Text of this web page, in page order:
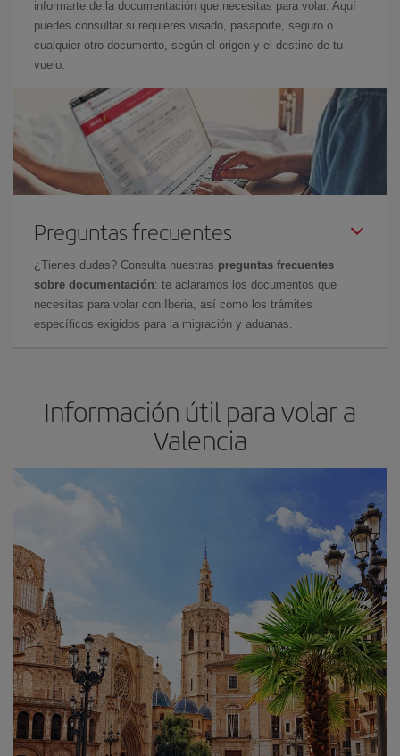
informarte de la documentación que necesitas para volar. Aquí
puedes consultar si requieres visado, pasaporte, seguro o
cualquier otro documento, según el origen y el destino de tu
vuelo.
Preguntas frecuentes
¿Tienes dudas? Consulta nuestras preguntas frecuentes
sobre documentación: te aclaramos los documentos que
necesitas para volar con Iberia, así como los trámites
específicos exigidos para la migración y aduanas.
Información útil para volar a
Valencia